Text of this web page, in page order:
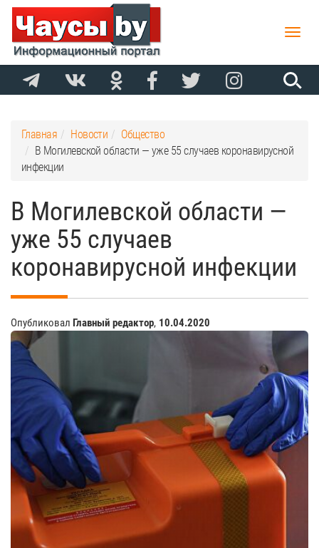
Toggle
Главная Новости
Общество
В Могилевской области — уже 55 случаев коронавирусной
инфекции
В Могилевской области —
уже 55 случаев
коронавирусной инфекции
Опубликовал Главный редактор, 10.04.2020